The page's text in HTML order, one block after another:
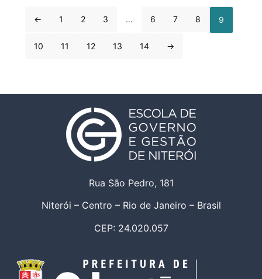
← 1 2 3 … 6 7 8 9
10 11 12 13 14 →
Rua São Pedro, 181
Niterói – Centro – Rio de Janeiro – Brasil
CEP: 24.020.057